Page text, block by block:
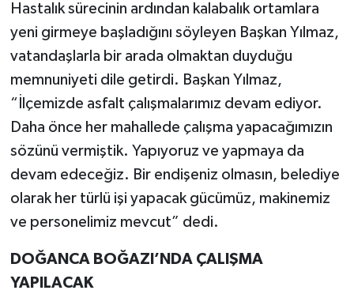
Hastalık sürecinin ardından kalabalık ortamlara
yeni girmeye başladığını söyleyen Başkan Yılmaz,
vatandaşlarla bir arada olmaktan duyduğu
memnuniyeti dile getirdi. Başkan Yılmaz,
“İlçemizde asfalt çalışmalarımız devam ediyor.
Daha önce her mahallede çalışma yapacağımızın
sözünü vermiştik. Yapıyoruz ve yapmaya da
devam edeceğiz. Bir endişeniz olmasın, belediye
olarak her türlü işi yapacak gücümüz, makinemiz
ve personelimiz mevcut” dedi.
DOĞANCA BOĞAZI’NDA ÇALIŞMA
YAPILACAK